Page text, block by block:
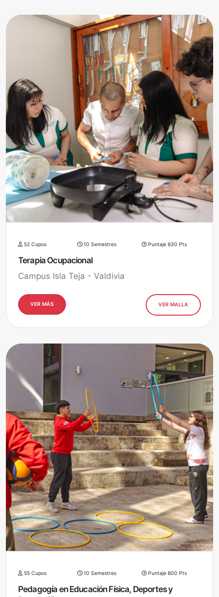
52 Cupos 10 Semestres Puntaje 630 Pts
Terapia Ocupacional
Campus Isla Teja - Valdivia
VER MÁS VER MALLA
55 Cupos 10 Semestres Puntaje 600 Pts
Pedagogía en Educación Física, Deportes y